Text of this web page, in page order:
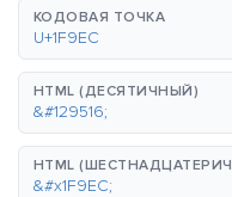
КОДОВАЯ ТОЧКА
U+1F9EC
HTML (ДЕСЯТИЧНЫЙ)
&#129516;
HTML
&#x1F9EC;